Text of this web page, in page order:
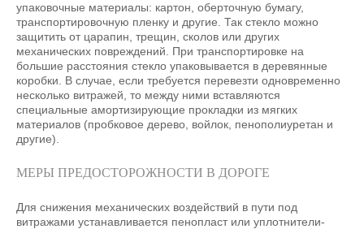
упаковочные материалы: картон, оберточную бумагу,
транспортировочную пленку и другие. Так стекло можно
защитить от царапин, трещин, сколов или других
механических повреждений. При транспортировке на
большие расстояния стекло упаковывается в деревянные
коробки. В случае, если требуется перевезти одновременно
несколько витражей, то между ними вставляются
специальные амортизирующие прокладки из мягких
материалов (пробковое дерево, войлок, пенополиуретан и
другие).
МЕРЫ ПРЕДОСТОРОЖНОСТИ В ДОРОГЕ
Для снижения механических воздействий в пути под
витражами устанавливается пенопласт или уплотнители-